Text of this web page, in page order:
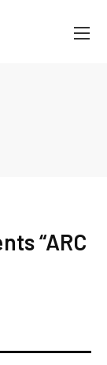
“ARC